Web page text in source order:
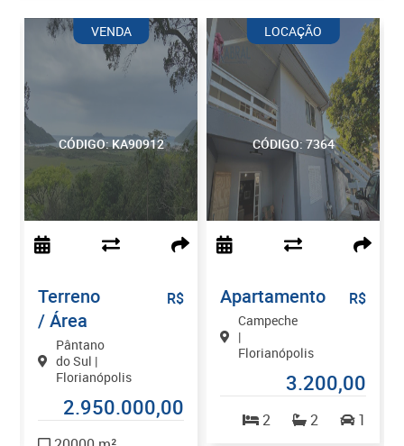
CÓDIGO: KA90912
VENDA
Terreno
/ Área
Pântano
do Sul |
Florianópolis
R$
2.950.000,00
CÓDIGO: 7364
LOCAÇÃO
Apartamento
Campeche
|
Florianópolis
R$
3.200,00
2 2 1